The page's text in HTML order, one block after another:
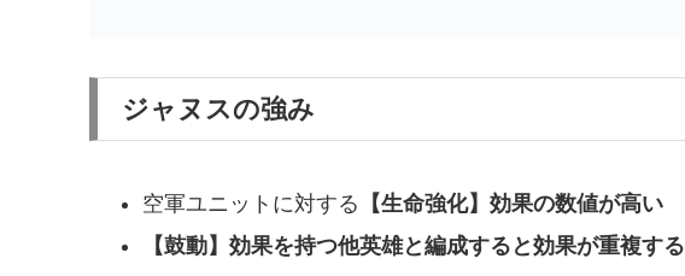
ジャヌスの強み
空軍ユニットに対する 【生命強化】効果の数値が高い
【鼓動】効果を持つ他英雄と編成すると効果が重複する